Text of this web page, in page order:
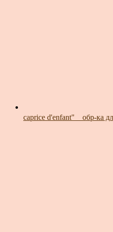
caprice d'enfant" _ обр-ка